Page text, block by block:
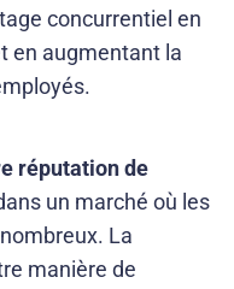
concurrentiel en
en augmentant la
réputation de
un marché où les
La
manière de